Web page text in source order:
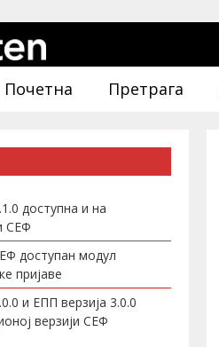
Почетна Претрага
доступна и на
СЕФ
доступан модул
пријаве
и ЕПП верзија 3.0.0
верзији СЕФ